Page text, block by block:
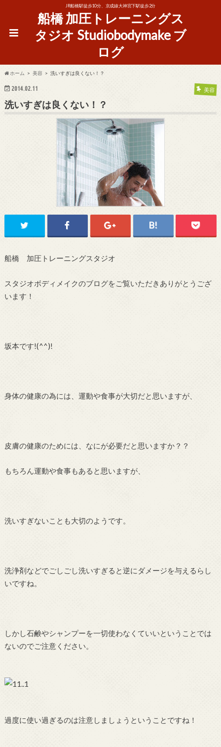
JR船橋駅徒歩10分、京成線大神宮下駅徒歩2分
船橋 加圧トレーニングス
タジオ Studiobodymake ブ
ログ
ホーム 美容 洗いすぎは良くない！？
2014.02.11 美容
洗いすぎは良くない！？
船橋 加圧トレーニングスタジオ
スタジオボディメイクのブログをご覧いただきありがとうござ
います！
坂本です!(^^)!
身体の健康の為には、運動や食事が大切だと思いますが、
皮膚の健康のためには、なにが必要だと思いますか？？
もちろん運動や食事もあると思いますが、
洗いすぎないことも大切のようです。
洗浄剤などでごしごし洗いすぎると逆にダメージを与えるらし
いですね。
しかし石鹸やシャンプーを一切使わなくていいということでは
ないのでご注意ください。
過度に使い過ぎるのは注意しましょうということですね！